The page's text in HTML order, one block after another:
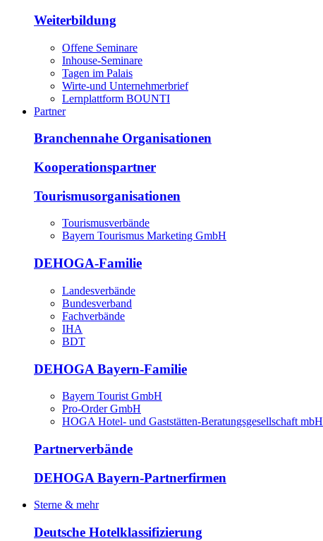
Weiterbildung
Offene Seminare
Inhouse-Seminare
Tagen im Palais
Wirte-und Unternehmerbrief
Lernplattform BOUNTI
Partner
Branchennahe Organisationen
Kooperationspartner
Tourismusorganisationen
Tourismusverbände
Bayern Tourismus Marketing GmbH
DEHOGA-Familie
Landesverbände
Bundesverband
Fachverbände
IHA
BDT
DEHOGA Bayern-Familie
Bayern Tourist GmbH
Pro-Order GmbH
HOGA Hotel- und Gaststätten-Beratungsgesellschaft mbH
Partnerverbände
DEHOGA Bayern-Partnerfirmen
Sterne & mehr
Deutsche Hotelklassifizierung